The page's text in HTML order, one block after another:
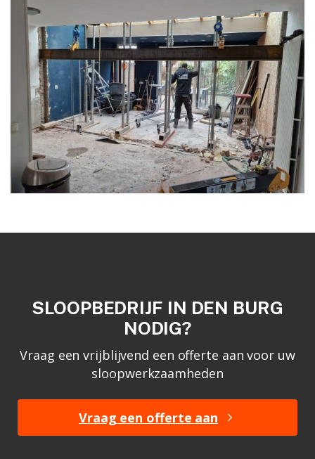
SLOOPBEDRIJF IN DEN BURG
NODIG?
Vraag een vrijblijvend een offerte aan voor uw
sloopwerkzaamheden
Vraag een offerte aan